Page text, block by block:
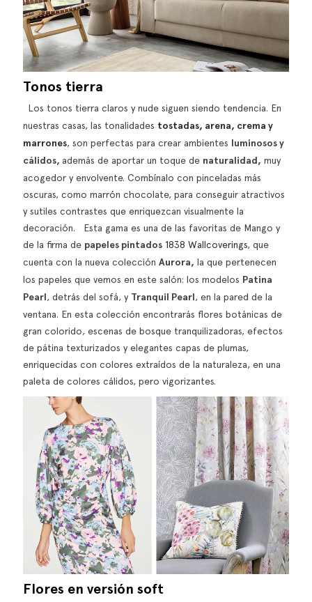
Tonos tierra
Los tonos tierra claros y nude siguen siendo tendencia. En
nuestras casas, las tonalidades tostadas, arena, crema y
marrones, son perfectas para crear ambientes luminosos y
cálidos, además de aportar un toque de naturalidad, muy
acogedor y envolvente. Combínalo con pinceladas más
oscuras, como marrón chocolate, para conseguir atractivos
y sutiles contrastes que enriquezcan visualmente la
decoración. Esta gama es una de las favoritas de Mango y
de la firma de papeles pintados 1838 Wallcoverings, que
cuenta con la nueva colección Aurora, la que pertenecen
los papeles que vemos en este salón: los modelos Patina
Pearl, detrás del sofá, y Tranquil Pearl, en la pared de la
ventana. En esta colección encontrarás flores botánicas de
gran colorido, escenas de bosque tranquilizadoras, efectos
de pátina texturizados y elegantes capas de plumas,
enriquecidas con colores extraídos de la naturaleza, en una
paleta de colores cálidos, pero vigorizantes.
Flores en versión soft